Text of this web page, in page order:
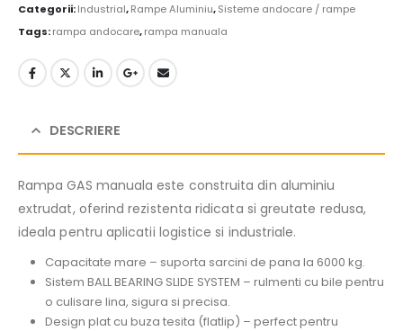
Categorii:Industrial,Rampe Aluminiu,Sisteme andocare / rampe
Tags:rampa andocare,rampa manuala
DESCRIERE
Rampa GAS manuala este construita din aluminiu
extrudat, oferind rezistenta ridicata si greutate redusa,
ideala pentru aplicatii logistice si industriale.
Capacitate mare – suporta sarcini de pana la 6000 kg.
Sistem BALL BEARING SLIDE SYSTEM – rulmenti cu bile pentru
o culisare lina, sigura si precisa.
Design plat cu buza tesita (flatlip) – perfect pentru